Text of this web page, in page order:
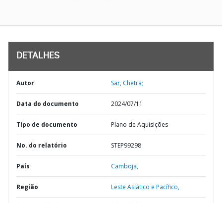
DETALHES
Autor Sar, Chetra;
Data do documento 2024/07/11
TIpo de documento Plano de Aquisições
No. do relatório STEP99298
País Camboja,
Região Leste Asiático e Pacífico,